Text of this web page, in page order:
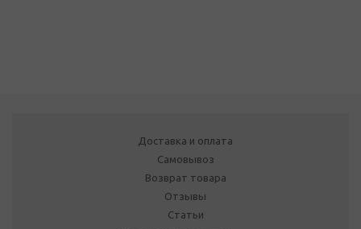
Доставка и оплата
Самовывоз
Возврат товара
Отзывы
Статьи